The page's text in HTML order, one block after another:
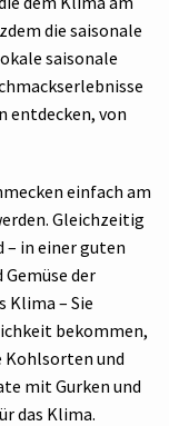
die saisonale
saisonale
entdecken, von
einfach am
Gleichzeitig
– in einer guten
Gemüse der
Klima – Sie
bekommen,
Kohlsorten und
mit Gurken und
das Klima.